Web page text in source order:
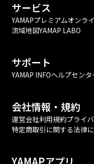
サービス
YAMAPプレミアムオンラ
流域地図YAMAP LABO
サポート
YAMAP INFOヘルプセンタ
会社情報・規約
運営会社利用規約プライ
特定商取引に関する法律